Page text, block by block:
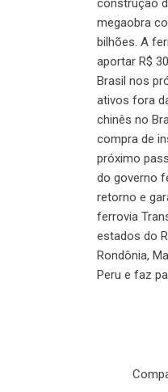
construção
megaobra
bilhões. A
aportar R$
Brasil nos
ativos fora
chinês no
compra de
próximo
do governo
retorno e
ferrovia
estados do
Rondônia,
Peru e faz